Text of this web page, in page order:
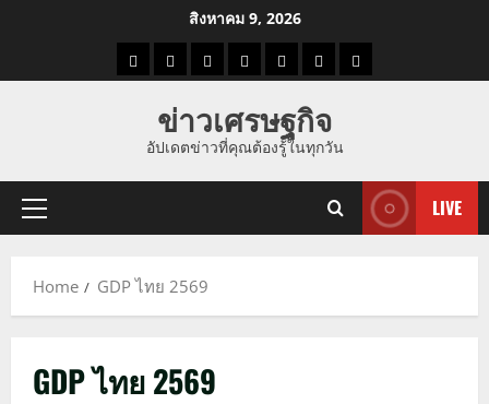
สิงหาคม 9, 2026
ราคาแนว
ราคา
ทอง
ข่าว
นี้
ข่าว
ดูด
ที่
ผู้ชาย
ข่าวเศรษฐกิจ
อัปเดตข่าวที่คุณต้องรู้ในทุกวัน
Primary
LIVE
Home GDP ไทย 2569
GDP ไทย 2569